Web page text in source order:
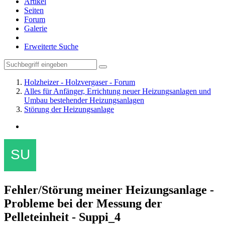
Seiten
Forum
Galerie
Erweiterte Suche
Holzheizer - Holzvergaser - Forum
Alles für Anfänger, Errichtung neuer Heizungsanlagen und
Umbau bestehender Heizungsanlagen
Störung der Heizungsanlage
Fehler/Störung meiner Heizungsanlage -
Probleme bei der Messung der
Pelleteinheit - Suppi_4